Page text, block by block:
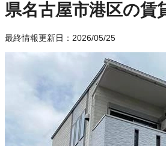
県名古屋市港区の賃
最終情報更新日：2026/05/25